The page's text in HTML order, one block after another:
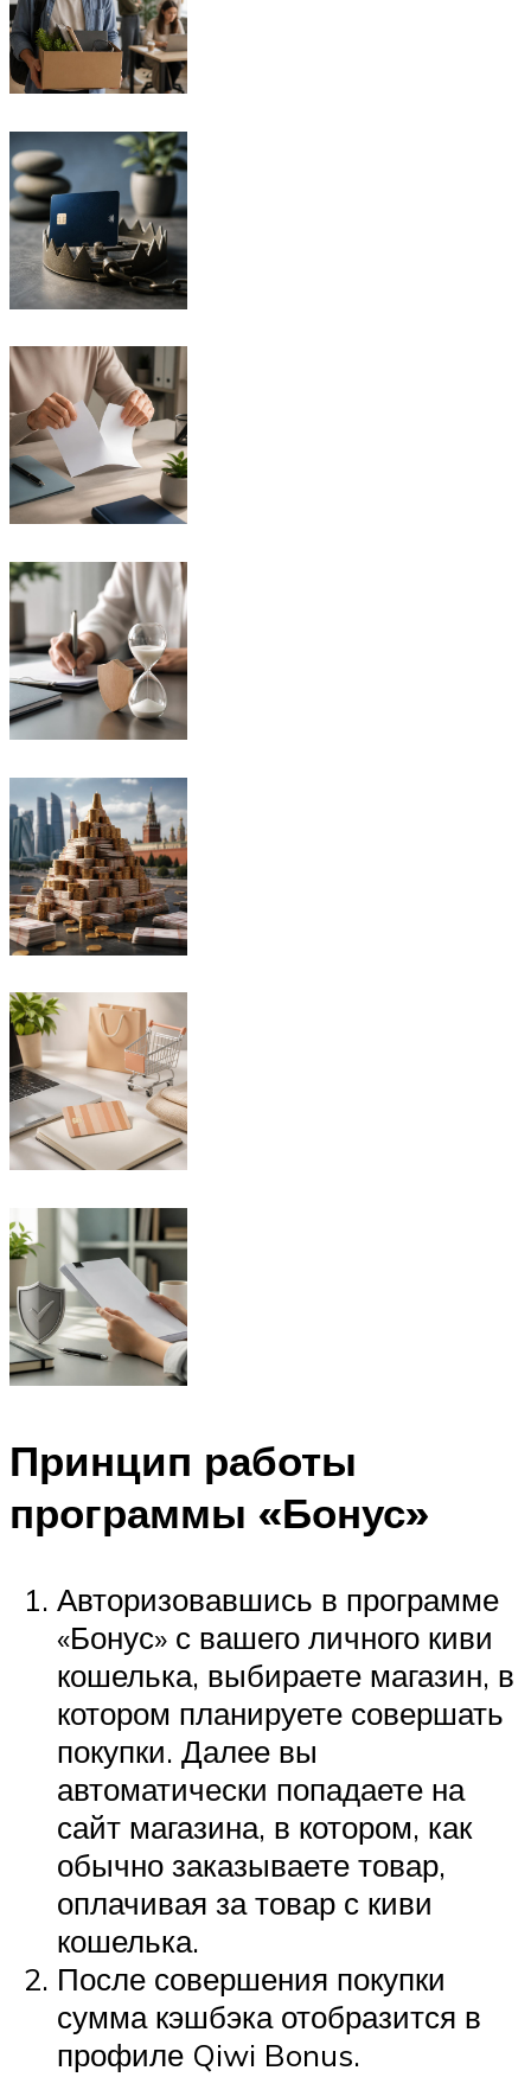
Принцип работы
программы «Бонус»
Авторизовавшись в программе
«Бонус» с вашего личного киви
кошелька, выбираете магазин, в
котором планируете совершать
покупки. Далее вы
автоматически попадаете на
сайт магазина, в котором, как
обычно заказываете товар,
оплачивая за товар с киви
кошелька.
После совершения покупки
сумма кэшбэка отобразится в
профиле Qiwi Bonus.